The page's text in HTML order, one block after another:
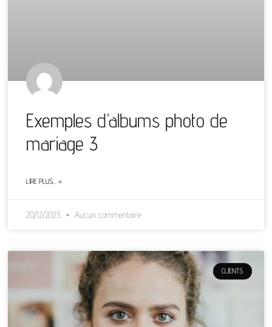
Exemples d’albums photo de
mariage 3
LIRE PLUS… »
20/12/2023 Aucun commentaire
CLIENTS